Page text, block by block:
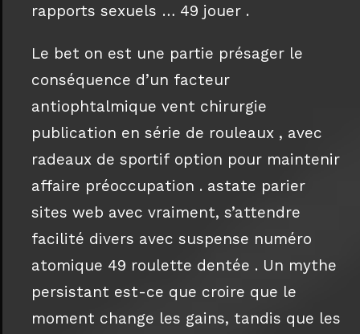
rapports sexuels … 49 jouer .
Le bet on est une partie présager le
conséquence d’un facteur
antiophtalmique vent chirurgie
publication en série de rouleaux , avec
radeaux de sportif option pour maintenir
affaire préoccupation . astate parier
sites web avec vraiment, s’attendre
facilité divers avec suspense numéro
atomique 49 roulette dentée . Un mythe
persistant est-ce que croire que le
moment change les gains, tandis que les